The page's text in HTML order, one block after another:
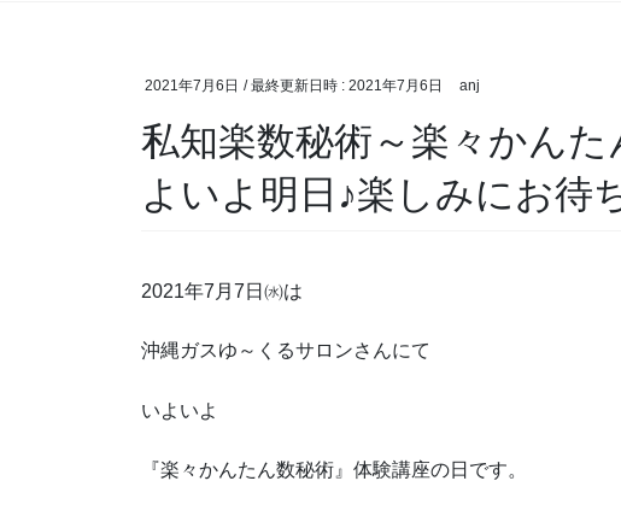
2021年7月6日 / 最終更新日時 : 2021年7月6日 anj
私知楽数秘術～楽々かん
よいよ明日♪楽しみにお待
2021年7月7日㈬は
沖縄ガスゆ～くるサロンさんにて
いよいよ
『楽々かんたん数秘術』体験講座の日です。